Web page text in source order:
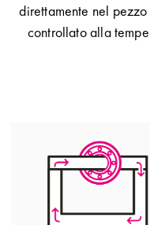
direttamente nel
controllato alla